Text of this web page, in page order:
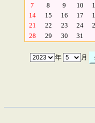
7
8 9 10
14
15 16 17
21
22 23 24
28
29 30 31
年 月